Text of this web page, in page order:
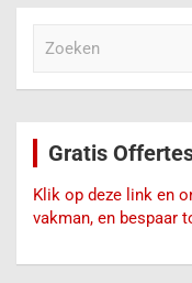
Gratis
Klik op deze link en
vakman, en bespaar